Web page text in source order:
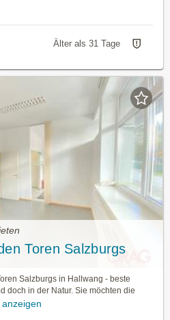
Älter als 31 Tage
Toren Salzburgs
Salzburgs in Hallwang - beste
doch in der Natur. Sie möchten die